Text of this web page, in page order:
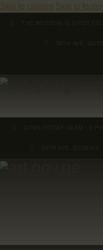
Skip to content Skip to footer